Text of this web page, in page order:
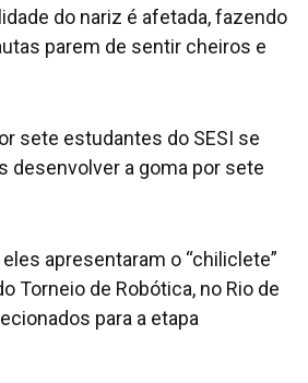
do nariz é afetada, fazendo
parem de sentir cheiros e
sete estudantes do SESI se
desenvolver a goma por sete
apresentaram o “chiliclete”
Torneio de Robótica, no Rio de
para a etapa